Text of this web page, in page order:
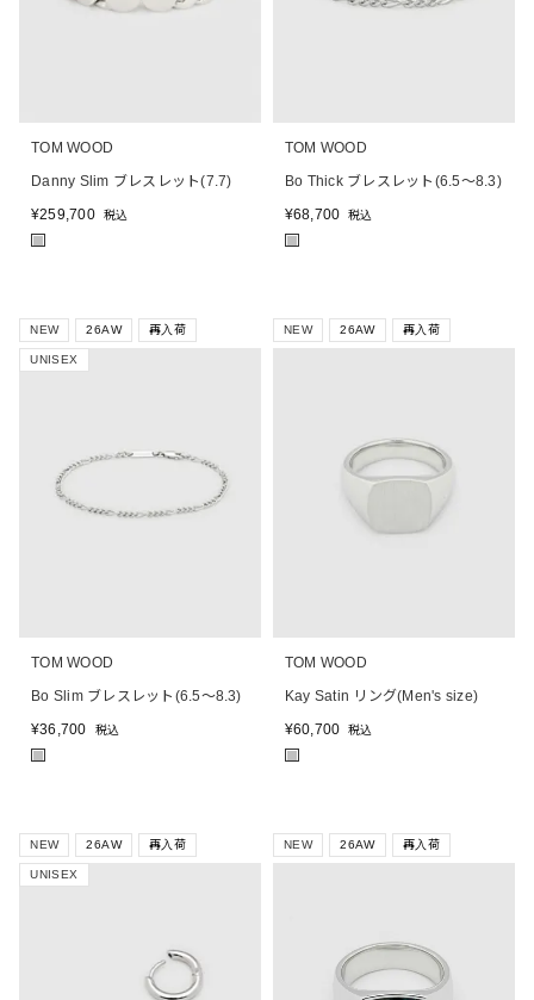
TOM WOOD
Danny Slim ブレスレット(7.7)
¥259,700 税込
■
TOM WOOD
Bo Thick ブレスレット(6.5～8.3)
¥68,700 税込
■
NEW 26AW 再入荷
UNISEX
TOM WOOD
Bo Slim ブレスレット(6.5～8.3)
¥36,700 税込
■
NEW 26AW 再入荷
TOM WOOD
Kay Satin リング(Men's size)
¥60,700 税込
■
NEW 26AW 再入荷
UNISEX
NEW 26AW 再入荷